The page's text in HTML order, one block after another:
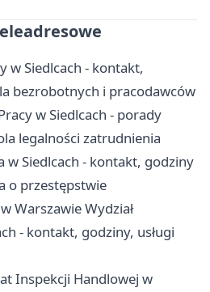
w Siedlcach - kontakt,
bezrobotnych i pracodawców
w Siedlcach - porady
legalności zatrudnienia
Siedlcach - kontakt, godziny
o przestępstwie
Warszawie Wydział
- kontakt, godziny, usługi
Inspekcji Handlowej w